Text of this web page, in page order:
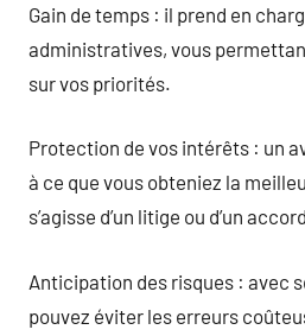
Gain de temps : il prend en
administratives, vous
sur vos priorités.
Protection de vos intérêts : un
à ce que vous obteniez la
s’agisse d’un litige ou d’un
Anticipation des risques : avec
pouvez éviter les erreurs